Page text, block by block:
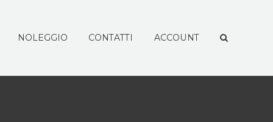
NOLEGGIO CONTATTI ACCOUNT